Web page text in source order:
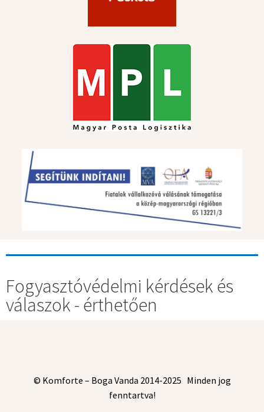
Fogyasztóvédelmi kérdések és
válaszok - érthetően
© Komforte – Boga Vanda 2014-2025 Minden jog
fenntartva!